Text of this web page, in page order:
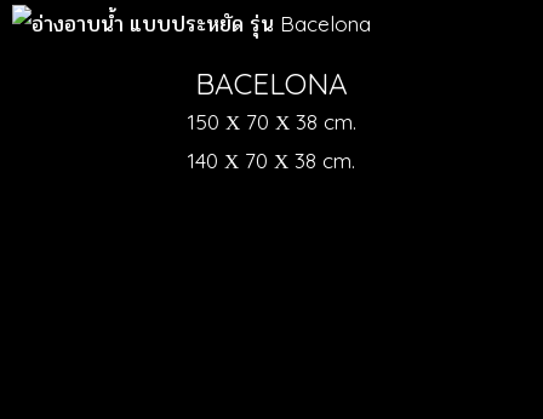
BACELONA
150 Χ 70 Χ 38 cm.
140 Χ 70 Χ 38 cm.